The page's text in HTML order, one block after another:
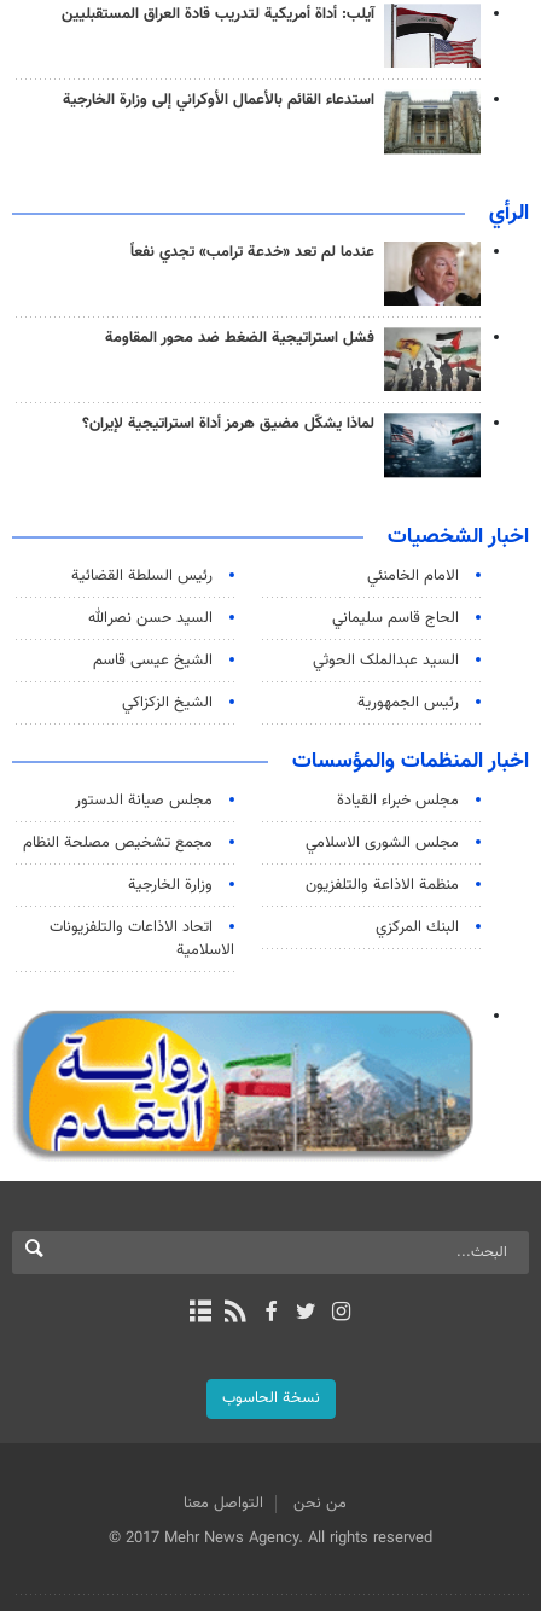
آيلب: أداة أمريكية لتدريب قادة العراق المستقبليين
استدعاء القائم بالأعمال الأوكراني إلى وزارة الخارجية
الرأي
عندما لم تعد «خدعة ترامب» تجدي نفعاً
فشل استراتيجية الضغط ضد محور المقاومة
لماذا يشكّل مضيق هرمز أداة استراتيجية لإيران؟
اخبار الشخصيات
الامام الخامنئي
رئیس السلطة القضائیة
الحاج قاسم سليماني
السيد حسن نصرالله
السید عبدالملک الحوثي
الشيخ عيسى قاسم
رئيس الجمهورية
الشيخ الزكزاكي
اخبار المنظمات والمؤسسات
مجلس خبراء القيادة
مجلس صيانة الدستور
مجلس الشورى الاسلامي
مجمع تشخيص مصلحة النظام
منظمة الاذاعة والتلفزیون
وزارة الخارجية
البنك المركزي
اتحاد الاذاعات والتلفزيونات
الاسلامية
نسخة الحاسوب
من نحن
التواصل معنا
© 2017 Mehr News Agency. All rights reserved